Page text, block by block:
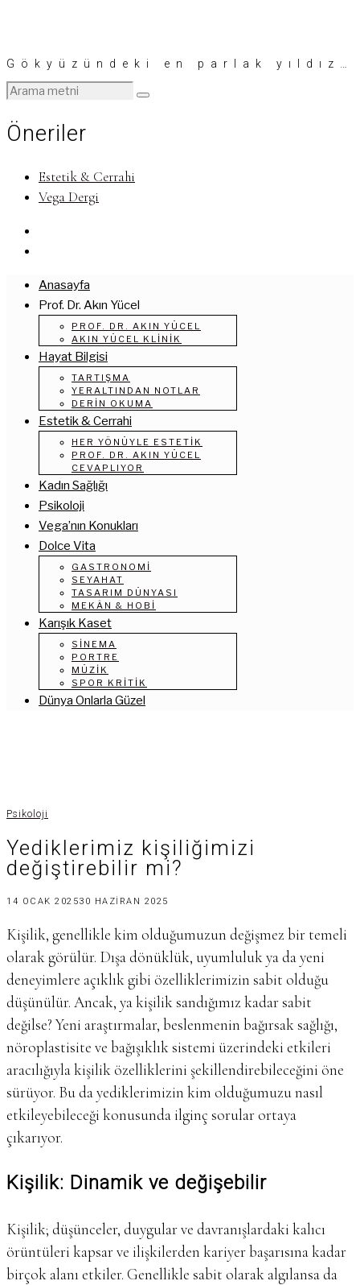
Gökyüzündeki en parlak yıldız…
Öneriler
Estetik & Cerrahi
Vega Dergi
Anasayfa
Prof. Dr. Akın Yücel
PROF. DR. AKIN YÜCEL
AKIN YÜCEL KLINIK
Hayat Bilgisi
TARTIŞMA
YERALTINDAN NOTLAR
DERIN OKUMA
Estetik & Cerrahi
HER YÖNÜYLE ESTETIK
PROF. DR. AKIN YÜCEL
CEVAPLIYOR
Kadın Sağlığı
Psikoloji
Vega’nın Konukları
Dolce Vita
GASTRONOMI
SEYAHAT
TASARIM DÜNYASI
MEKÂN & HOBI
Karışık Kaset
SINEMA
PORTRE
MÜZIK
SPOR KRITIK
Dünya Onlarla Güzel
Psikoloji
Yediklerimiz kişiliğimizi
değiştirebilir mi?
14 OCAK 202530 HAZIRAN 2025
Kişilik, genellikle kim olduğumuzun değişmez bir temeli
olarak görülür. Dışa dönüklük, uyumluluk ya da yeni
deneyimlere açıklık gibi özelliklerimizin sabit olduğu
düşünülür. Ancak, ya kişilik sandığımız kadar sabit
değilse? Yeni araştırmalar, beslenmenin bağırsak sağlığı,
nöroplastisite ve bağışıklık sistemi üzerindeki etkileri
aracılığıyla kişilik özelliklerini şekillendirebileceğini öne
sürüyor. Bu da yediklerimizin kim olduğumuzu nasıl
etkileyebileceği konusunda ilginç sorular ortaya
çıkarıyor.
Kişilik: Dinamik ve değişebilir
Kişilik; düşünceler, duygular ve davranışlardaki kalıcı
örüntüleri kapsar ve ilişkilerden kariyer başarısına kadar
birçok alanı etkiler. Genellikle sabit olarak algılansa da